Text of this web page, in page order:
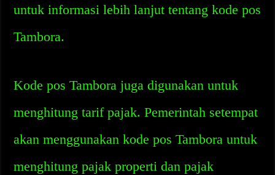
untuk informasi lebih lanjut tentang kode pos
Tambora.
Kode pos Tambora juga digunakan untuk
menghitung tarif pajak. Pemerintah setempat
akan menggunakan kode pos Tambora untuk
menghitung pajak properti dan pajak